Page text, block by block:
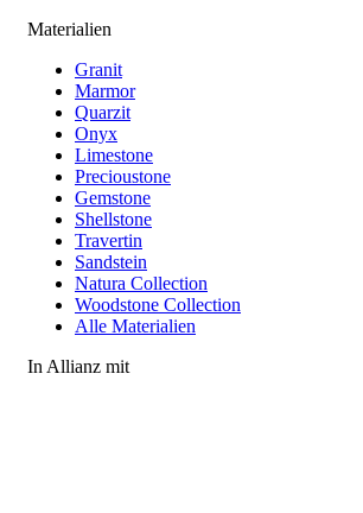
Materialien
Granit
Marmor
Quarzit
Onyx
Limestone
Precioustone
Gemstone
Shellstone
Travertin
Sandstein
Natura Collection
Woodstone Collection
Alle Materialien
In Allianz mit